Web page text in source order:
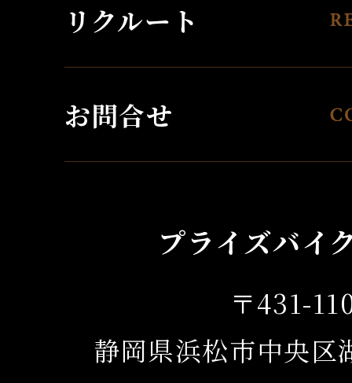
リクルート
お問合せ
プライズバイ
〒431-
静岡県浜松市中央